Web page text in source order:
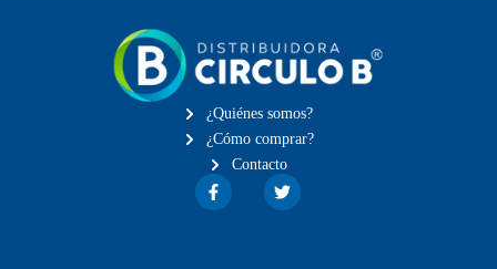
¿Quiénes somos?
¿Cómo comprar?
Contacto